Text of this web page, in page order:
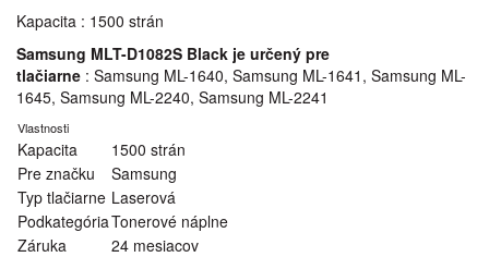
Kapacita : 1500 strán
Samsung MLT-D1082S Black je určený pre
tlačiarne : Samsung ML-1640, Samsung ML-1641, Samsung ML-
1645, Samsung ML-2240, Samsung ML-2241
Vlastnosti
Kapacita
1500 strán
Pre značku
Samsung
Typ tlačiarne Laserová
PodkategóriaTonerové náplne
Záruka
24 mesiacov